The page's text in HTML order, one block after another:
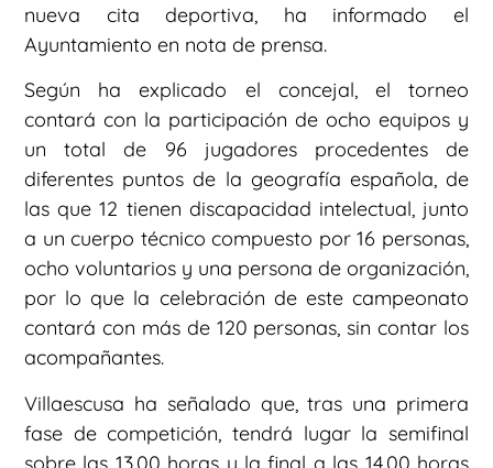
nueva cita deportiva, ha informado el
Ayuntamiento en nota de prensa.
Según ha explicado el concejal, el torneo
contará con la participación de ocho equipos y
un total de 96 jugadores procedentes de
diferentes puntos de la geografía española, de
las que 12 tienen discapacidad intelectual, junto
a un cuerpo técnico compuesto por 16 personas,
ocho voluntarios y una persona de organización,
por lo que la celebración de este campeonato
contará con más de 120 personas, sin contar los
acompañantes.
Villaescusa ha señalado que, tras una primera
fase de competición, tendrá lugar la semifinal
sobre las 13.00 horas y la final a las 14.00 horas